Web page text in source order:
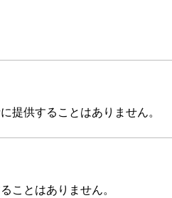
提供することはありません。
ことはありません。